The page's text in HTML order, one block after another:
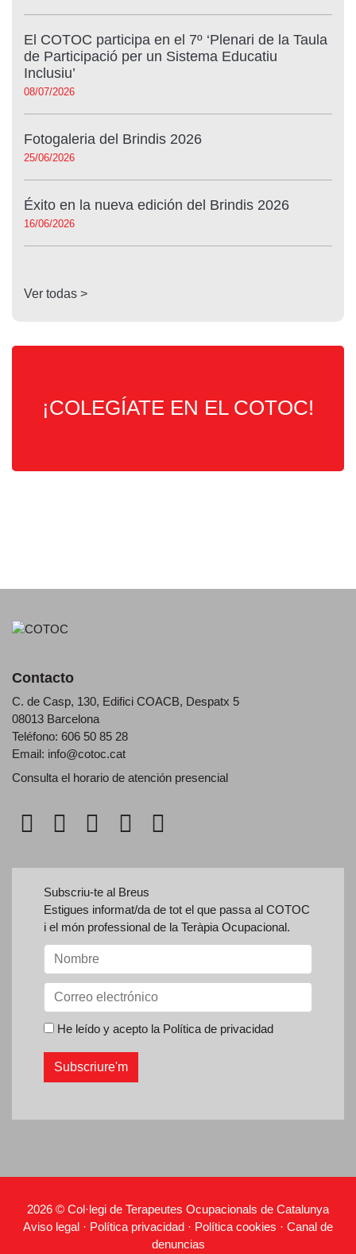
El COTOC participa en el 7º ‘Plenari de la Taula
de Participació per un Sistema Educatiu
Inclusiu’
08/07/2026
Fotogaleria del Brindis 2026
25/06/2026
Éxito en la nueva edición del Brindis 2026
16/06/2026
Ver todas >
¡COLEGÍATE EN EL COTOC!
Contacto
C. de Casp, 130, Edifici COACB, Despatx 5
08013 Barcelona
Teléfono: 606 50 85 28
Email: info@cotoc.cat
Consulta el horario de atención presencial
Subscriu-te al Breus
Estigues informat/da de tot el que passa al COTOC
i el món professional de la Teràpia Ocupacional.
He leído y acepto la Política de privacidad
2026 © Col·legi de Terapeutes Ocupacionals de Catalunya
Aviso legal · Política privacidad · Política cookies · Canal de
denuncias